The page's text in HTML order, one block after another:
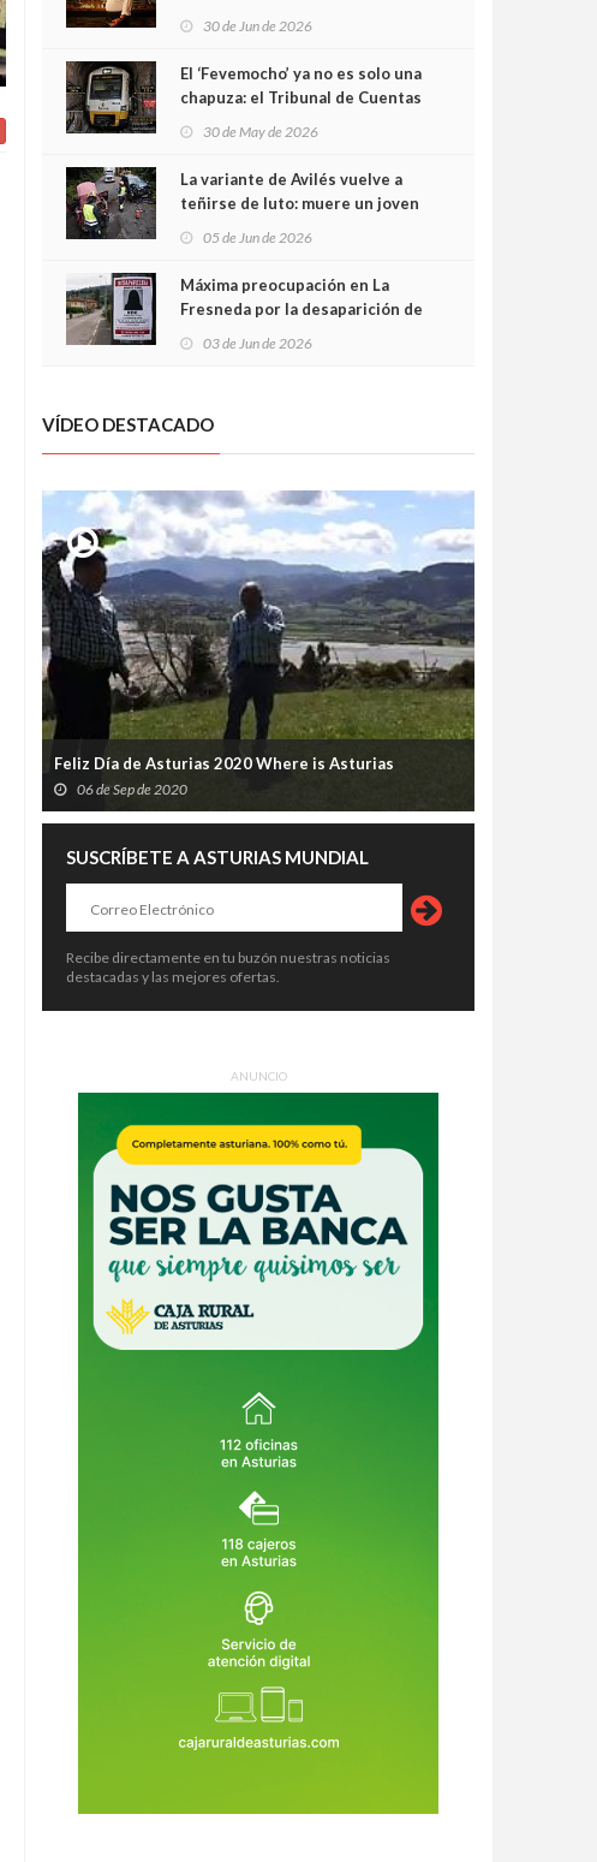
30 de Jun de 2026
El ‘Fevemocho’ ya no es solo una
chapuza: el Tribunal de Cuentas
sobrecoste de los trenes que no
cabían por los túneles
30 de May de 2026
La variante de Avilés vuelve a
teñirse de luto: muere un joven
05 de Jun de 2026
Máxima preocupación en La
Fresneda por la desaparición de
03 de Jun de 2026
VÍDEO DESTACADO
Feliz Día de Asturias 2020 Where is Asturias
06 de Sep de 2020
SUSCRÍBETE A ASTURIAS MUNDIAL
Recibe directamente en tu buzón nuestras noticias
destacadas y las mejores ofertas.
ANUNCIO